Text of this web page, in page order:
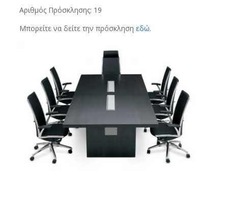
Αριθμός Πρόσκλησης: 19
Μπορείτε να δείτε την πρόσκληση εδώ.